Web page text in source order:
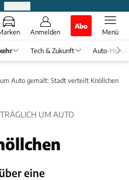
Anmelden
Abo
Menü
Tech & Zukunft Auto-
Auto gemalt: Stadt verteilt Knöllchen
UM AUTO
eine